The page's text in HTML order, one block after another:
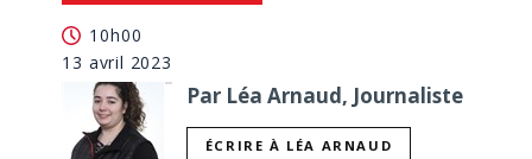
10h00
13 avril 2023
Par Léa Arnaud, Journaliste
ÉCRIRE À LÉA ARNAUD